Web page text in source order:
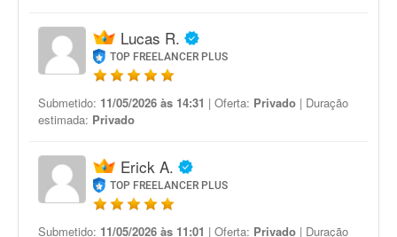
Lucas R.
TOP FREELANCER PLUS
Submetido: 11/05/2026 às 14:31 | Oferta: Privado | Duração
estimada: Privado
Erick A.
TOP FREELANCER PLUS
Submetido: 11/05/2026 às 11:01 | Oferta: Privado | Duração